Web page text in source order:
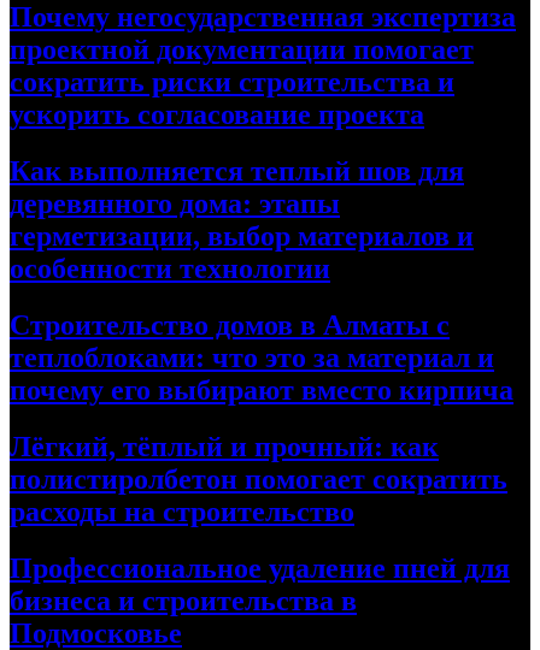
Почему негосударственная экспертиза
проектной документации помогает
сократить риски строительства и
ускорить согласование проекта
Как выполняется теплый шов для
деревянного дома: этапы
герметизации, выбор материалов и
особенности технологии
Строительство домов в Алматы с
теплоблоками: что это за материал и
почему его выбирают вместо кирпича
Лёгкий, тёплый и прочный: как
полистиролбетон помогает сократить
расходы на строительство
Профессиональное удаление пней для
бизнеса и строительства в
Подмосковье